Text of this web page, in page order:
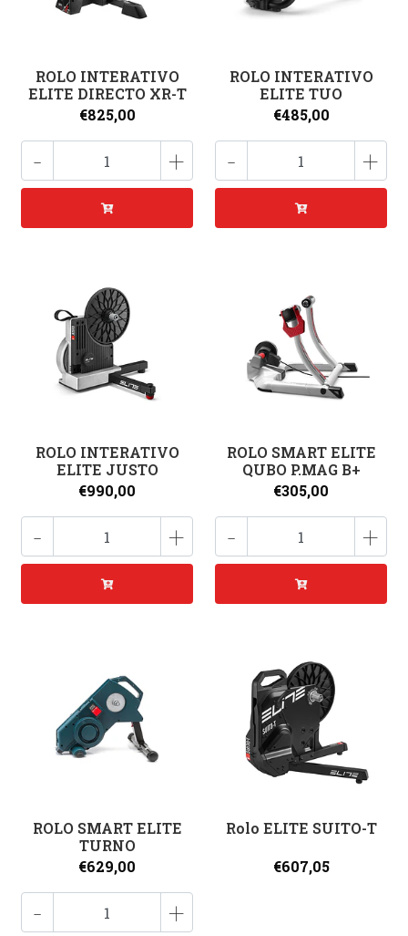
ROLO INTERATIVO
ELITE DIRECTO XR-T
€825,00
- +
ROLO INTERATIVO
ELITE TUO
€485,00
- +
ROLO INTERATIVO
ELITE JUSTO
€990,00
- +
ROLO SMART ELITE
QUBO P.MAG B+
€305,00
- +
ROLO SMART ELITE
TURNO
€629,00
- +
Rolo ELITE SUITO-T
€607,05